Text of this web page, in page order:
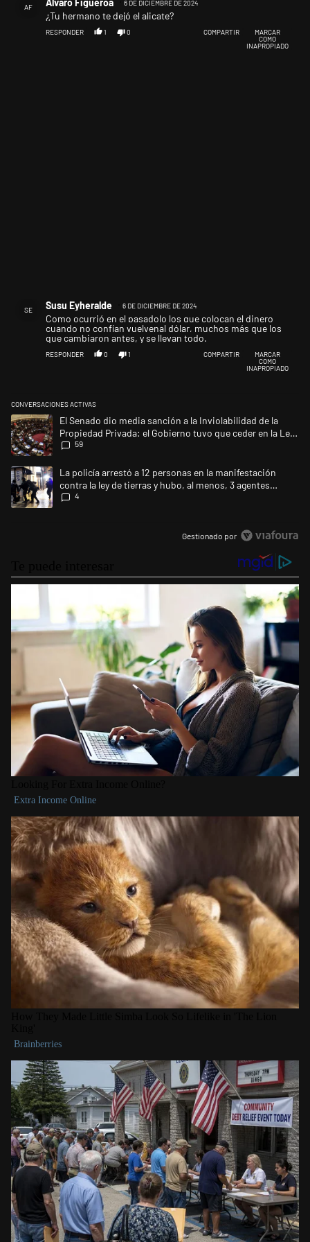
AF
6 DE DICIEMBRE DE 2024
¿Tu hermano te dejó el alicate?
RESPONDER 1 0 COMPARTIR
MARCAR
COMO
INAPROPIADO
SE Susu Eyheralde 6 DE DICIEMBRE DE 2024
Como ocurrió en el pasadolo los que colocan el dinero
cuando no confían vuelvenal dólar, muchos más que los
que cambiaron antes, y se llevan todo.
RESPONDER 0 1 COMPARTIR
MARCAR
COMO
INAPROPIADO
CONVERSACIONES ACTIVAS
Este listado muestra los artículos con más comentarios en los últimos
Un artículo de tendencia con el título "El Senado dio media sanción a
El Senado dio media sanción a la Inviolabilidad de la
Propiedad Privada: el Gobierno tuvo que ceder en la Ley
del Manejo del Fuego
59
Un artículo de tendencia con el título "La policía arrestó a 12
La policía arrestó a 12 personas en la manifestación
contra la ley de tierras y hubo, al menos, 3 agentes
heridos
4
Gestionado por